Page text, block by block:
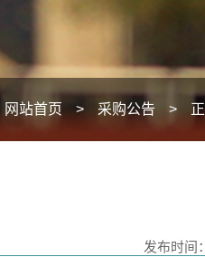
网站首页 > 采购公告 >
发布时间